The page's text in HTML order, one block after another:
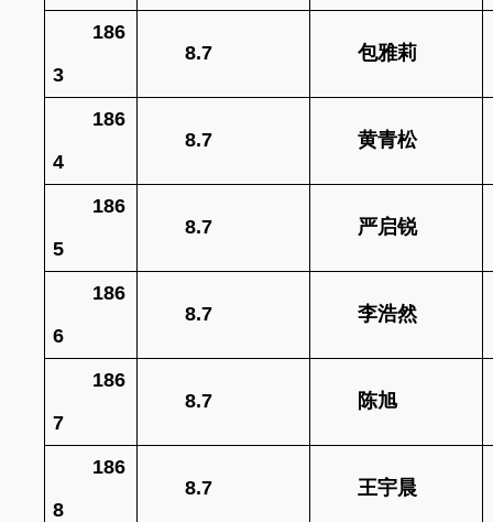
186
3
8.7 包雅莉
186
4
8.7 黄青松
186
5
8.7 严启锐
186
6
8.7 李浩然
186
7
8.7 陈旭
186
8
8.7 王宇晨